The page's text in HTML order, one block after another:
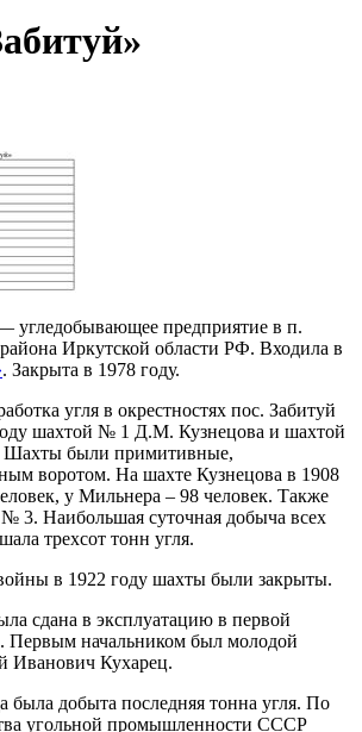
угледобывающее предприятие в п.
Иркутской области РФ. Входила в
. Закрыта в 1978 году.
угля в окрестностях пос. Забитуй
шахтой № 1 Д.М. Кузнецова и шахтой
были примитивные,
воротом. На шахте Кузнецова в 1908
у Мильнера – 98 человек. Также
3. Наибольшая суточная добыча всех
трехсот тонн угля.
в 1922 году шахты были закрыты.
сдана в эксплуатацию в первой
Первым начальником был молодой
Иванович Кухарец.
была добыта последняя тонна угля. По
угольной промышленности СССР